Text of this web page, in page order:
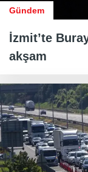
Gündem
İzmit’te
akşam